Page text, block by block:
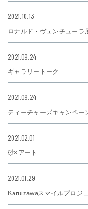
2021.10.13
ロナルド・ヴェンチューラ
2021.09.24
ギャラリートーク
2021.09.24
ティーチャーズキャンペー
2021.02.01
砂×アート
2021.01.29
Karuizawaスマイルプロジ